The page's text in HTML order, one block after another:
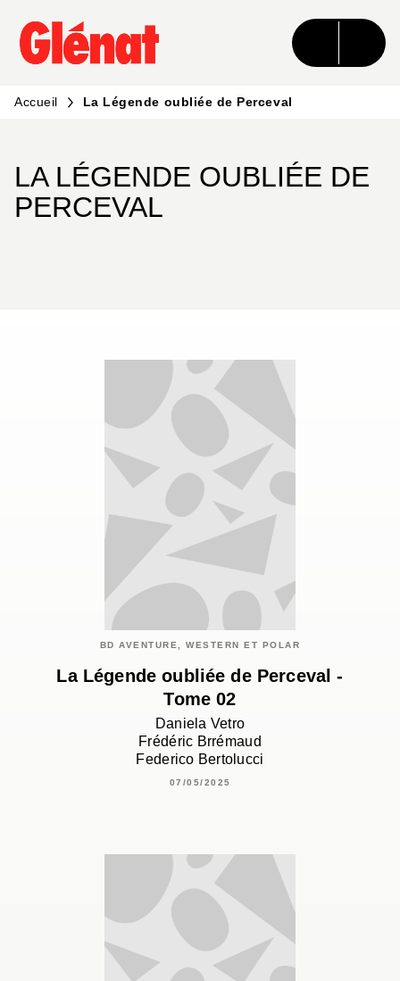
MENU RECHERCHE CONTENU
PIED DE PAGE
Accueil La Légende oubliée de Perceval
LA LÉGENDE OUBLIÉE DE
PERCEVAL
BD AVENTURE, WESTERN ET POLAR
La Légende oubliée de Perceval -
Tome 02
Daniela Vetro
Frédéric Brrémaud
Federico Bertolucci
07/05/2025